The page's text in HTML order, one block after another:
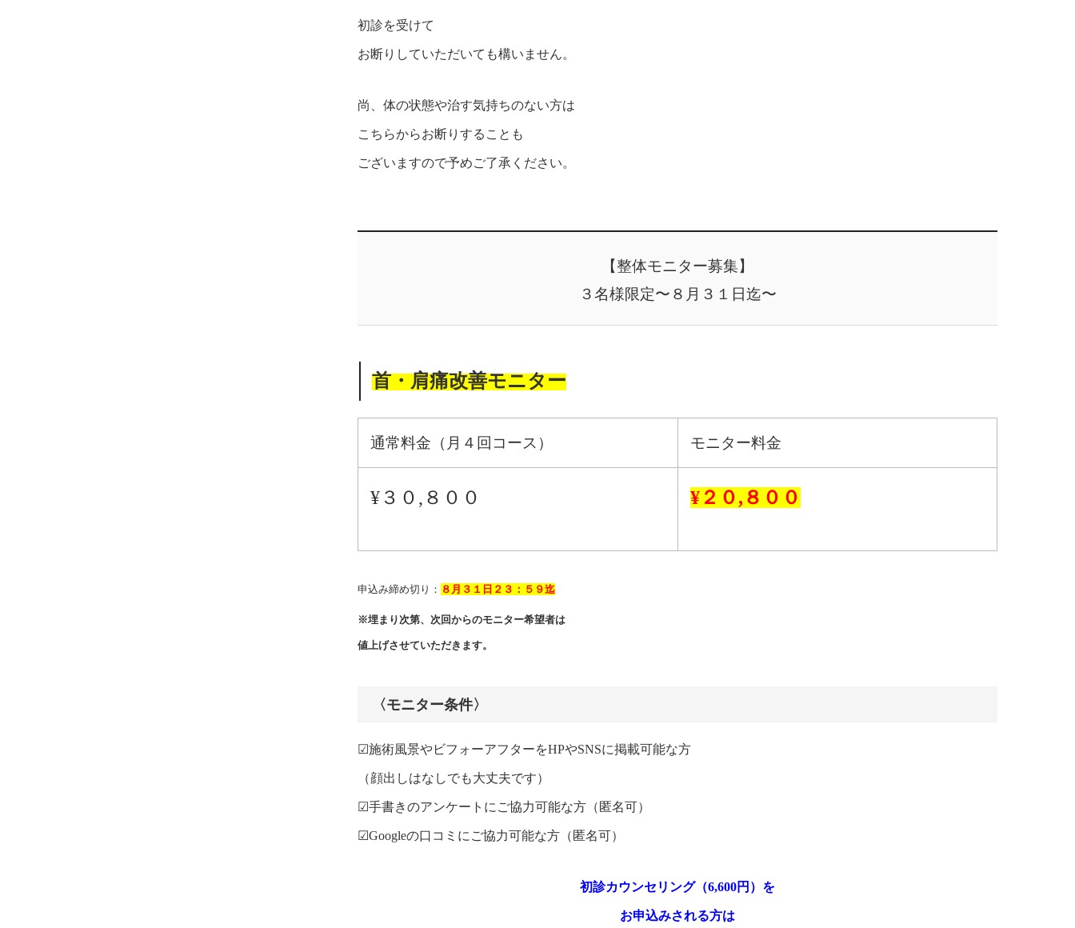
初診を受けて
お断りしていただいても構いません。
尚、体の状態や治す気持ちのない方は
こちらからお断りすることも
ございますので予めご了承ください。
【整体モニター募集】
３名様限定〜８月３１日迄〜
首・肩痛改善モニター
通常料金（月４回コース） モニター料金
¥３０,８００ ¥２０,８００
申込み締め切り： ８月３１日２３：５９迄
※埋まり次第、次回からのモニター希望者は
値上げさせていただきます。
〈モニター条件〉
☑︎施術風景やビフォーアフターをHPやSNSに掲載可能な方
（顔出しはなしでも大丈夫です）
☑︎手書きのアンケートにご協力可能な方（匿名可）
☑︎Googleの口コミにご協力可能な方（匿名可）
初診カウンセリング（6,600円）を
お申込みされる方は